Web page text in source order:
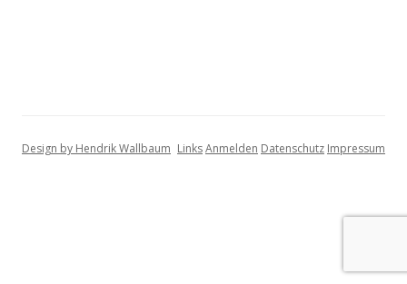
Design by Hendrik Wallbaum LinksAnmelden Datenschutz Impressum